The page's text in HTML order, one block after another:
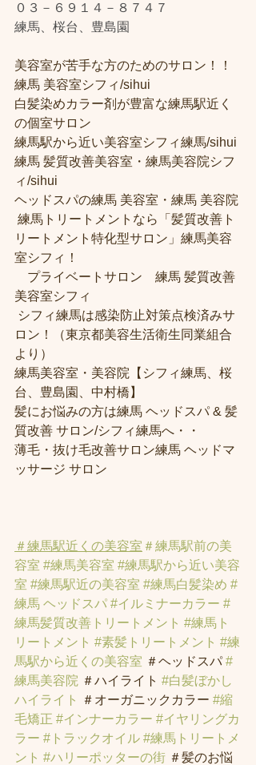
０３－６９１４－８７４７
練馬、桜台、豊島園
美容室が苦手な方のためのサロン！！
練馬 美容室シフィ/sihui
白髪染めカラー剤が豊富な練馬駅近く
の個室サロン
練馬駅から近い美容室シフィ練馬/sihui
練馬 髪質改善美容室・練馬美容院シフ
ィ/sihui
ヘッドスパの練馬 美容室・練馬 美容院
リートメント特化型サロン」練馬美容
室シフィ！
プライベートサロン　練馬 髪質改善
美容室シフィ
ロン！（東京都美容生活衛生同業組合
より）
練馬美容室・美容院【シフィ練馬、桜
台、豊島園、中村橋】
髪にお悩みの方は練馬 ヘッドスパ & 髪
質改善 サロン/シフィ練馬へ・・
薄毛・抜け毛改善サロン練馬 ヘッドマ
ッサージ サロン
＃練馬駅近くの美容室 ＃練馬駅前の美
容室 #練馬美容室 #練馬駅から近い美容
室 #練馬駅近の美容室 #練馬白髪染め #
練馬 ヘッドスパ #イルミナーカラー #
練馬髪質改善トリートメント #練馬ト
リートメント #素髪トリートメント #練
馬駅から近くの美容室 ＃ヘッドスパ #
練馬美容院 ＃ハイライト #白髪ぼかし
ハイライト
＃オーガニックカラー #縮
毛矯正 #インナーカラー #イヤリングカ
ラー #トラックオイル #練馬トリートメ
ント #ハリーポッターの街 ＃髪のお悩